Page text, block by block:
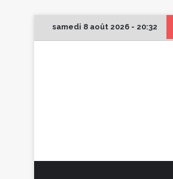
samedi 8 août 2026 - 20:32